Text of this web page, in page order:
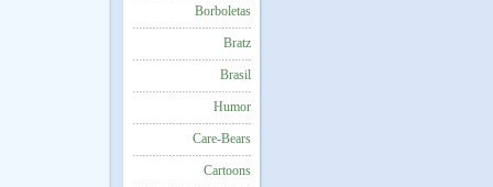
Borboletas
Bratz
Brasil
Humor
Care-Bears
Cartoons